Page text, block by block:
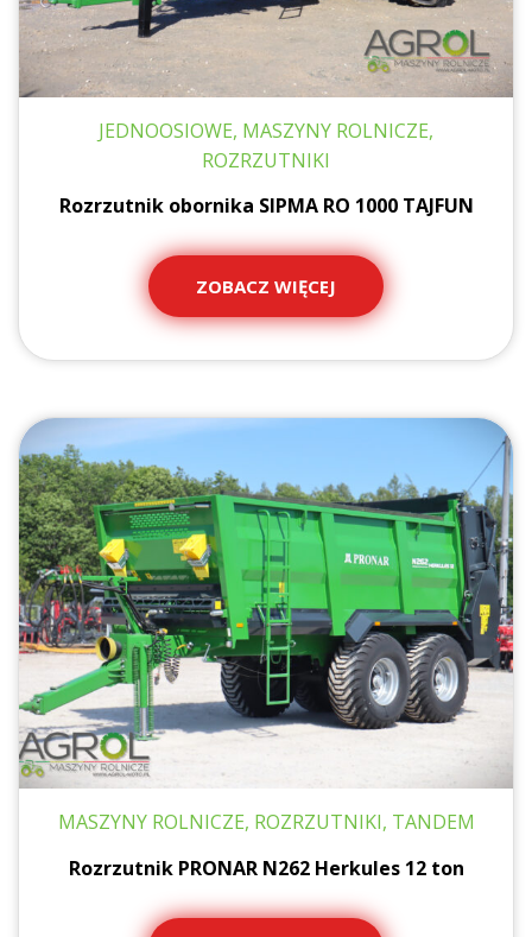
JEDNOOSIOWE, MASZYNY ROLNICZE,
ROZRZUTNIKI
Rozrzutnik obornika SIPMA RO 1000 TAJFUN
ZOBACZ WIĘCEJ
MASZYNY ROLNICZE, ROZRZUTNIKI, TANDEM
Rozrzutnik PRONAR N262 Herkules 12 ton